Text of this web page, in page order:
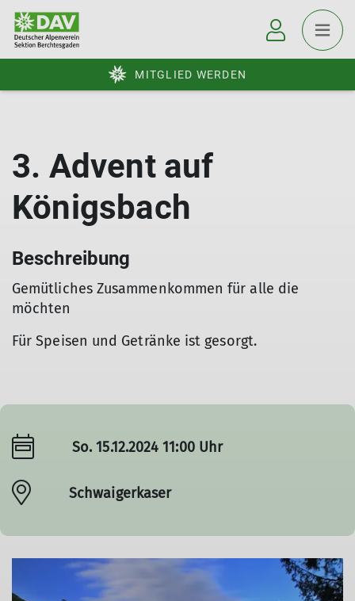
MITGLIED WERDEN
3. Advent auf
Königsbach
Beschreibung
Gemütliches Zusammenkommen für alle die
möchten
Für Speisen und Getränke ist gesorgt.
So. 15.12.2024 11:00 Uhr
Schwaigerkaser